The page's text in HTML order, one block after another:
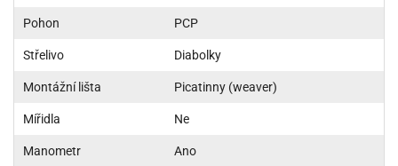
Pohon PCP
Střelivo Diabolky
Montážní lišta Picatinny (weaver)
Mířidla Ne
Manometr Ano